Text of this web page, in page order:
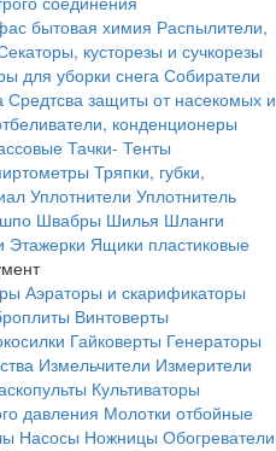
бытовая химия Распылители,
кусторезы и сучкорезы
для уборки снега Собиратели
Средтсва защиты от насекомых и
конденционеры
Тачки- Тенты
Тряпки, губки,
Уплотнители Уплотнитель
Швабры Шилья Шланги
Этажерки Ящики пластиковые
Аэраторы и скарификаторы
Винтоверты
Гайковерты Генераторы
Измельчители Измерители
Культиваторы
давления Молотки отбойные
Насосы Ножницы Обогреватели